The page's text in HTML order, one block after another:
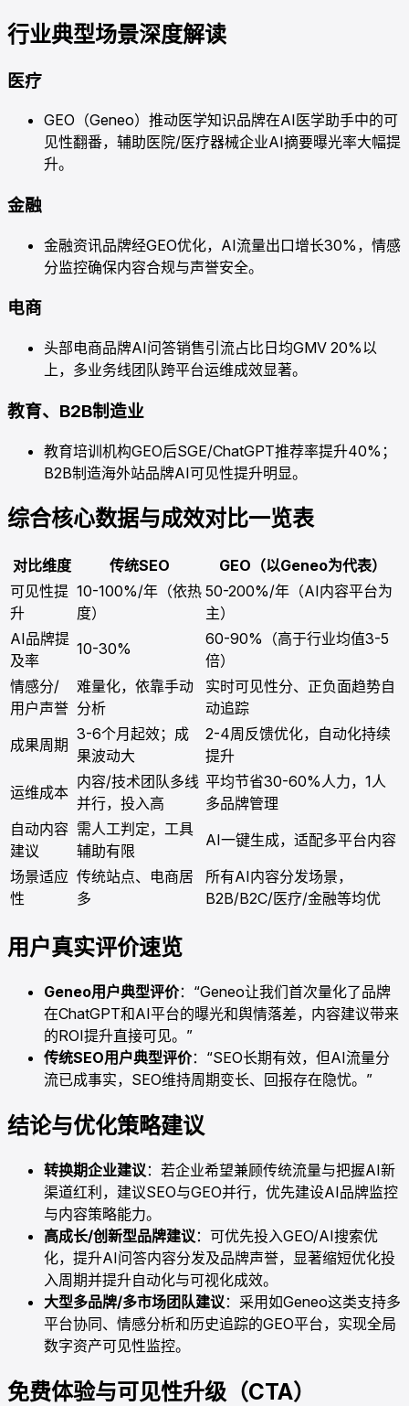
行业典型场景深度解读
医疗
GEO（Geneo）推动医学知识品牌在AI医学助手中的可
见性翻番，辅助医院/医疗器械企业AI摘要曝光率大幅提
升。
金融
金融资讯品牌经GEO优化，AI流量出口增长30%，情感
分监控确保内容合规与声誉安全。
电商
头部电商品牌AI问答销售引流占比日均GMV 20%以
上，多业务线团队跨平台运维成效显著。
教育、B2B制造业
教育培训机构GEO后SGE/ChatGPT推荐率提升40%；
B2B制造海外站品牌AI可见性提升明显。
综合核心数据与成效对比一览表
对比维度 传统SEO
GEO（以Geneo为代表）
可见性提
升
10-100%/年（依热
度）
50-200%/年（AI内容平台为
主）
AI品牌提
及率
10-30%
60-90%（高于行业均值3-5
倍）
情感分/
用户声誉
难量化，依靠手动
分析
实时可见性分、正负面趋势自
动追踪
成果周期
3-6个月起效；成
果波动大
2-4周反馈优化，自动化持续
提升
运维成本
内容/技术团队多线
并行，投入高
平均节省30-60%人力，1人
多品牌管理
自动内容
建议
需人工判定，工具
辅助有限
AI一键生成，适配多平台内容
场景适应
性
传统站点、电商居
多
所有AI内容分发场景，
B2B/B2C/医疗/金融等均优
用户真实评价速览
Geneo用户典型评价：“Geneo让我们首次量化了品牌
在ChatGPT和AI平台的曝光和舆情落差，内容建议带来
的ROI提升直接可见。”
传统SEO用户典型评价：“SEO长期有效，但AI流量分
流已成事实，SEO维持周期变长、回报存在隐忧。”
结论与优化策略建议
转换期企业建议：若企业希望兼顾传统流量与把握AI新
渠道红利，建议SEO与GEO并行，优先建设AI品牌监控
与内容策略能力。
高成长/创新型品牌建议：可优先投入GEO/AI搜索优
化，提升AI问答内容分发及品牌声誉，显著缩短优化投
入周期并提升自动化与可视化成效。
大型多品牌/多市场团队建议：采用如Geneo这类支持多
平台协同、情感分析和历史追踪的GEO平台，实现全局
数字资产可见性监控。
免费体验与可见性升级（CTA）